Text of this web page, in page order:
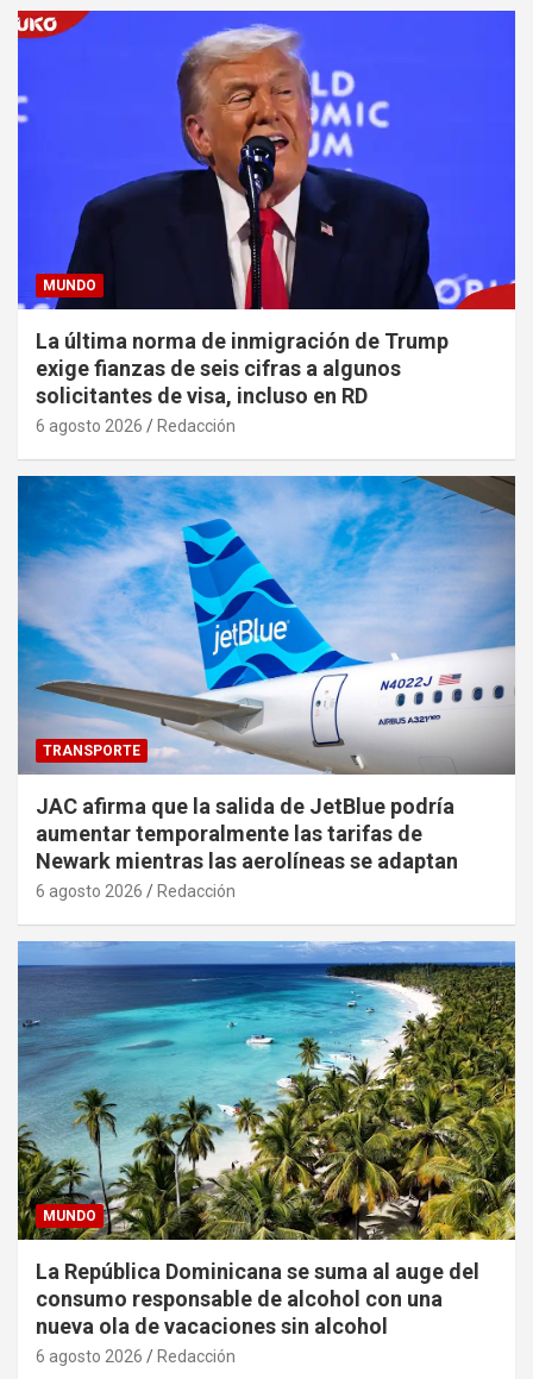
MUNDO
La última norma de inmigración de Trump
exige fianzas de seis cifras a algunos
solicitantes de visa, incluso en RD
6 agosto 2026 Redacción
TRANSPORTE
JAC afirma que la salida de JetBlue podría
aumentar temporalmente las tarifas de
Newark mientras las aerolíneas se adaptan
6 agosto 2026 Redacción
MUNDO
La República Dominicana se suma al auge del
consumo responsable de alcohol con una
nueva ola de vacaciones sin alcohol
6 agosto 2026 Redacción